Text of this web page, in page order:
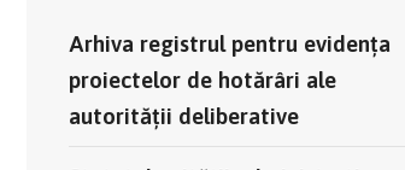
Arhiva registrul pentru evidența
proiectelor de hotărâri ale
autorității deliberative